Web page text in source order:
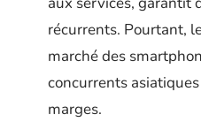
récurrents. Pourtant,
marché des
concurrents
marges.